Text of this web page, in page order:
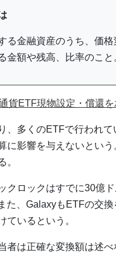
る金融資産のうち、価
金額や残高、比率のこと
貨ETF現物設定・償還を
、多くのETFで行われ
に影響を与えないとい
。
クロックはすでに30億
た、GalaxyもETFの交
ているという。
者は正確な変換額は述